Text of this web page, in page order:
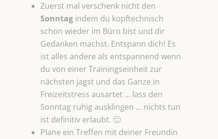
Zuerst mal verschenk nicht den
Sonntag indem du kopftechnisch
schon wieder im Büro bist und dir
Gedanken machst. Entspann dich! Es
ist alles andere als entspannend wenn
du von einer Trainingseinheit zur
nächsten jagst und das Ganze in
Freizeitstress ausartet … lass den
Sonntag ruhig ausklingen … nichts tun
ist definitiv erlaubt. 🙂
Plane ein Treffen mit deiner Freundin